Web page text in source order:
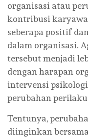
organisasi atau
kontribusi
seberapa positif
dalam organisasi.
tersebut menjadi
dengan harapan
intervensi
perubahan
Tentunya,
diinginkan